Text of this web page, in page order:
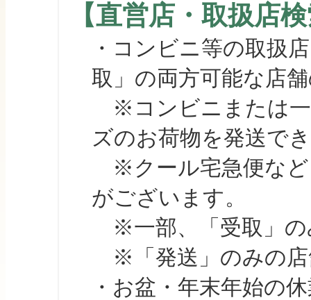
【直営店・取扱店
・コンビニ等の取扱
取」の両方可能な店
※コンビニまたは一
ズのお荷物を発送で
※クール宅急便など
がございます。
※一部、「受取」の
※「発送」のみの店
・お盆・年末年始の